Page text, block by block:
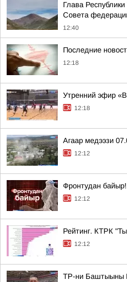
Глава
Совета
12:40
Последние
12:18
Утренний эфир
12:18
Агаар медээзи
12:12
Фронтудан
12:12
Рейтинг. КТРК
12:12
ТР-ни Баштыыны